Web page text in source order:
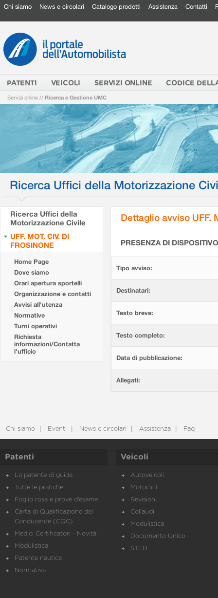
Chi siamo News e circolari Catalogo prodotti Assistenza Contatti
PATENTI VEICOLI SERVIZI ONLINE CODICE
Servizi online // Ricerca e Gestione UMC
Ricerca Uffici della Motorizzazione
Ricerca Uffici della
Motorizzazione Civile
UFF. MOT. CIV. DI
FROSINONE
Home Page
Dove siamo
Orari apertura sportelli
Organizzazione e contatti
Avvisi all'utenza
Normative
Turni operativi
Richiesta
informazioni/Contatta
l'ufficio
Dettaglio avviso UFF.
PRESENZA DI
Tipo avviso:
Destinatari:
Testo breve:
Testo completo:
Data di pubblicazione:
Allegati:
Chi siamo Eventi News e circolari Assistenza Faq
Patenti
La patente di guida
Tutte le pratiche
Foglio rosa e prove d’esame
Carta di Qualificazione del
Conducente (CQC)
Medici Certificatori - Novità
Modulistica
Patente nautica
Normativa
Veicoli
Autoveicoli
Motocicli
Revisioni
Collaudi
Modulistica
Documento Unico
STED